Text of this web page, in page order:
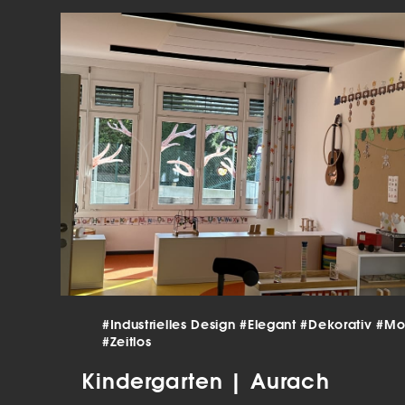
#Industrielles Design#Elegant#Dekorativ
#Zeitlos
Kindergarten | Aurach
die